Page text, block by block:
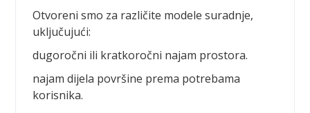
Otvoreni smo za različite modele suradnje,
uključujući:
dugoročni ili kratkoročni najam prostora.
najam dijela površine prema potrebama
korisnika.